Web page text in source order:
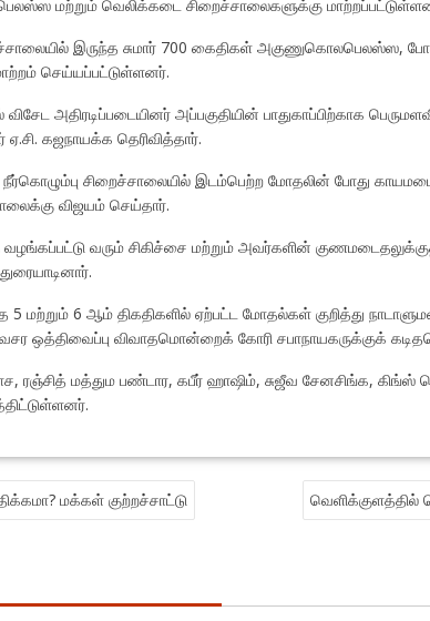
மற்றும் வெலிக்கடை சிறைச்சாலைகளுக்கு
இருந்த சுமார் 700 கைதிகள் அகுணுகொலபெலஸ்ஸ,
செய்யப்பட்டுள்ளனர்.
அதிரடிப்படையினர் அப்பகுதியின் பாதுகாப்பிற்காக
கஜநாயக்க தெரிவித்தார்.
சிறைச்சாலையில் இடம்பெற்ற மோதலின் போது
விஜயம் செய்தார்.
வரும் சிகிச்சை மற்றும் அவர்களின்
5 மற்றும் 6 ஆம் திகதிகளில் ஏற்பட்ட மோதல்கள் குறித்து
ஒத்திவைப்பு விவாதமொன்றைக் கோரி சபாநாயகருக்குக்
ரஞ்சித் மத்தும பண்டார, கபீர் ஹாஷிம், சுஜீவ சேனசிங்க,
மக்கள் குற்றச்சாட்டு வெளிக்குளத்தில்